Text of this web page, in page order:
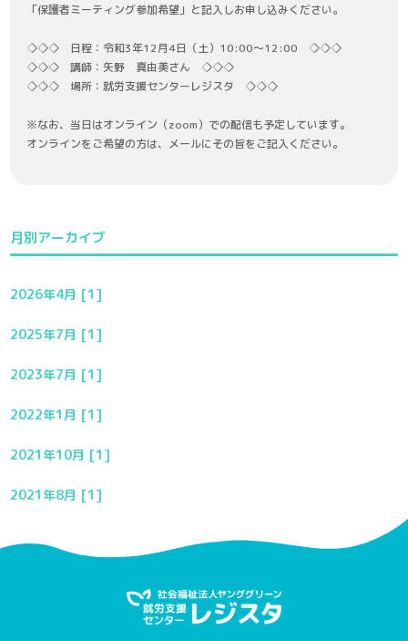
「保護者ミーティング参加希望」と記入しお申し込みください。
◇◇◇ 日程：令和3年12月4日（土）10:00～12:00 ◇◇◇
◇◇◇ 講師：矢野 真由美さん ◇◇◇
◇◇◇ 場所：就労支援センターレジスタ ◇◇◇
※なお、当日はオンライン（zoom）での配信も予定しています。
オンラインをご希望の方は、メールにその旨をご記入ください。
月別アーカイブ
2026年4月 [1]
2025年7月 [1]
2023年7月 [1]
2022年1月 [1]
2021年10月 [1]
2021年8月 [1]